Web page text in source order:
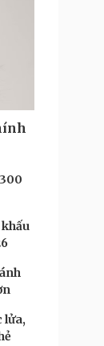
lửa,